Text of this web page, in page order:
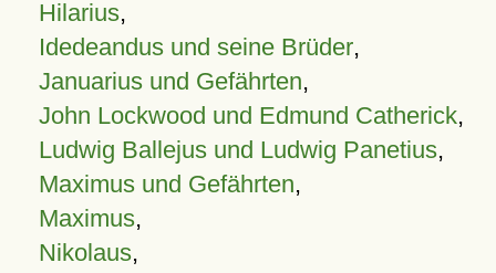
Hilarius,
Idedeandus und seine Brüder,
Januarius und Gefährten,
John Lockwood und Edmund Catherick,
Ludwig Ballejus und Ludwig Panetius,
Maximus und Gefährten,
Maximus,
Nikolaus,